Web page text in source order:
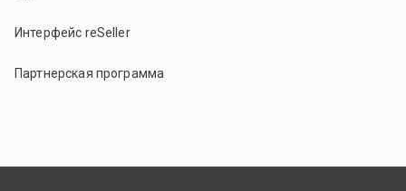
Интерфейс reSeller
Партнерская программа